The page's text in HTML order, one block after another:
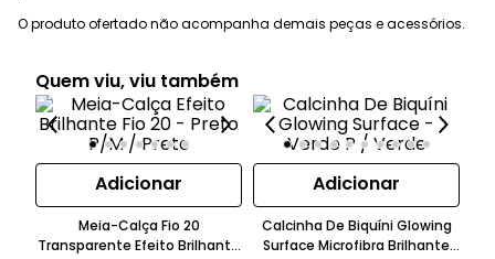
O produto ofertado não acompanha demais peças e acessórios.
Quem viu, viu também
Adicionar
Meia-Calça Fio 20
Transparente Efeito Brilhante
Adicionar
Calcinha De Biquíni Glowing
Surface Microfibra Brilhante